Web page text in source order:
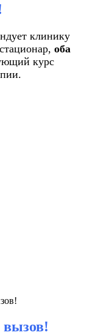
клинику
оба
курс